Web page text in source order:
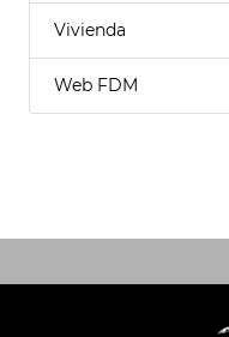
Vivienda
Web FDM